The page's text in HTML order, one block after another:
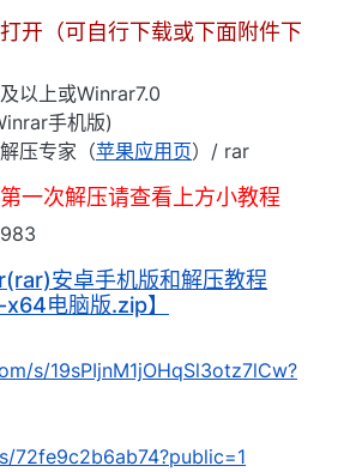
开（可自行下载或下面附件下
以上或Winrar7.0
手机版)
压专家（苹果应用页）/ rar
一次解压请查看上方小教程
安卓手机版和解压教程
x64电脑版.zip】
s/19sPIjnM1jOHqSl3otz7lCw?
72fe9c2b6ab74?public=1